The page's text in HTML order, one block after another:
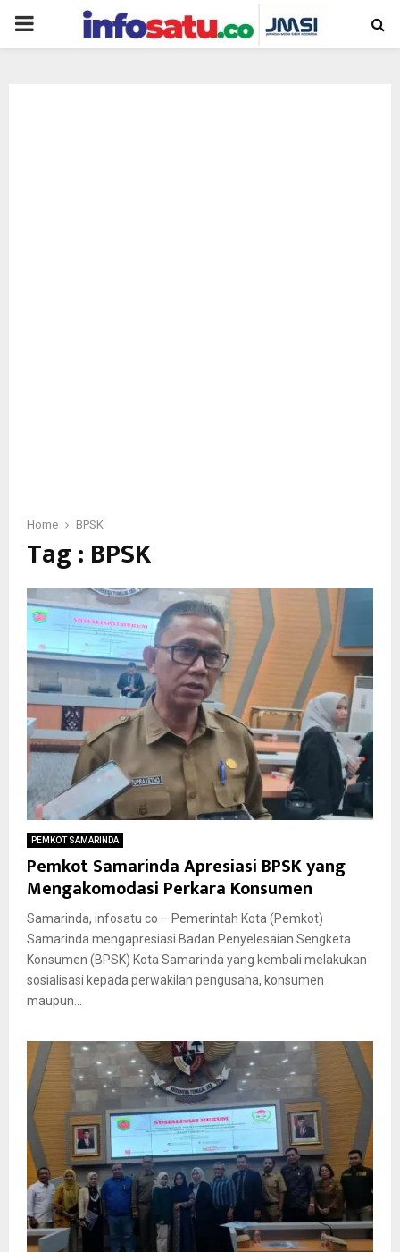
PRIMARY
Home BPSK
Tag : BPSK
PEMKOT SAMARINDA
Pemkot Samarinda Apresiasi BPSK yang
Mengakomodasi Perkara Konsumen
Samarinda, infosatu co – Pemerintah Kota (Pemkot)
Samarinda mengapresiasi Badan Penyelesaian Sengketa
Konsumen (BPSK) Kota Samarinda yang kembali melakukan
sosialisasi kepada perwakilan pengusaha, konsumen
maupun...